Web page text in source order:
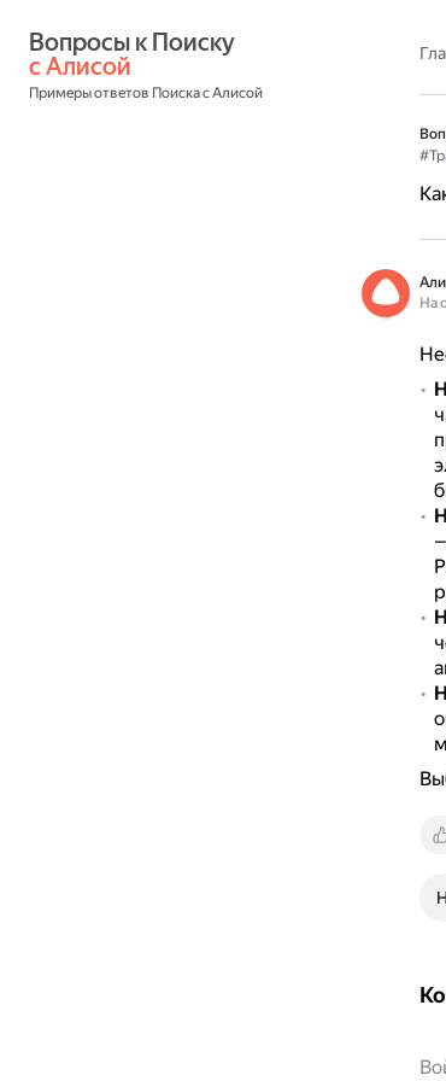
с Алисой
Примеры ответов Поиска с Алисой
На